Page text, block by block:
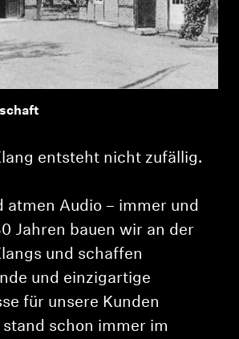
entsteht nicht zufällig.
atmen Audio – immer und
Jahren bauen wir an der
und schaffen
und einzigartige
für unsere Kunden
schon immer im